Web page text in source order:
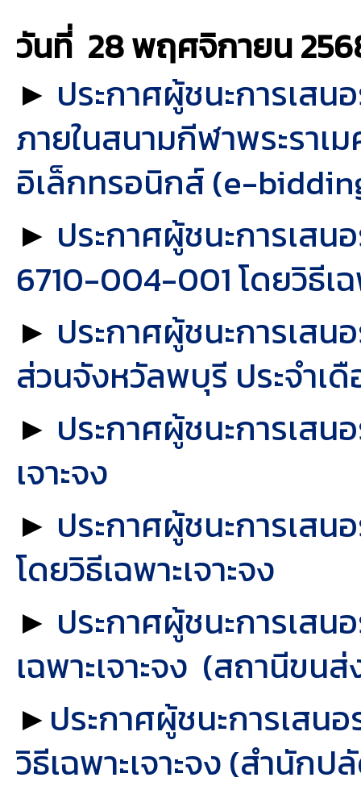
วันที่ 28 พฤศจิกายน
► ประกาศผู้ชนะการเสน
ภายในสนามกีฬาพระราเ
อิเล็กทรอนิกส์ (e-
► ประกาศผู้ชนะการเส
6710-004-001 โดยวิธีเฉ
► ประกาศผู้ชนะการเสน
ส่วนจังหวัลพบุรี ประจำเดื
► ประกาศผู้ชนะการเสน
เจาะจง
► ประกาศผู้ชนะการเส
โดยวิธีเฉพาะเจาะจง
► ประกาศผู้ชนะการเสน
เฉพาะเจาะจง (สถานีขน
►ประกาศผู้ชนะการเสน
วิธีเฉพาะเจาะจง (สำนักป